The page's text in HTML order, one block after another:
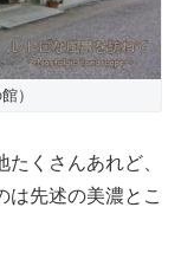
）
くさんあれど、
は先述の美濃とこ